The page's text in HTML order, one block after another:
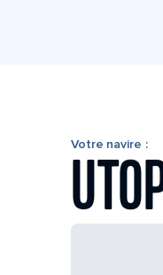
Votre navire :